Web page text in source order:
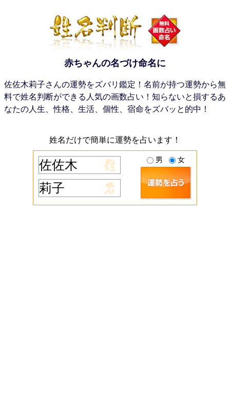
赤ちゃんの名づけ命名に
佐佐木莉子さんの運勢をズバリ鑑定！名前が持つ運勢から無
料で姓名判断ができる人気の画数占い！知らないと損するあ
なたの人生、性格、生活、個性、宿命をズバッと的中！
姓名だけで簡単に運勢を占います！
男 女